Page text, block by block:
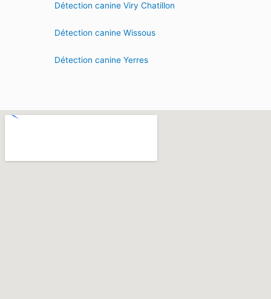
Détection canine Viry Chatillon
Détection canine Wissous
Détection canine Yerres